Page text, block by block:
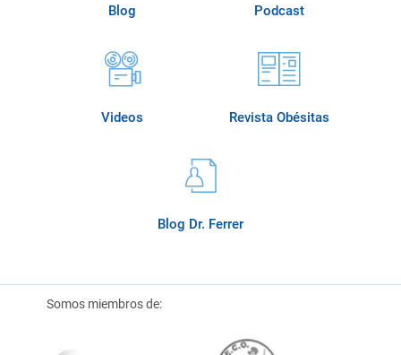
Blog Podcast
Videos Revista Obésitas
Blog Dr. Ferrer
Somos miembros de: